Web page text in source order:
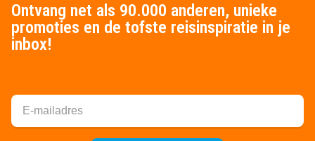
Ontvang net als 90.000 anderen, unieke
promoties en de tofste reisinspiratie in je
inbox!